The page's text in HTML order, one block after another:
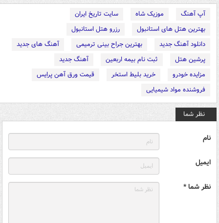
آپ آهنگ موزیک شاه
سایت تاریخ ایران
بهترین هتل های استانبول
رزرو هتل استانبول
دانلود آهنگ جدید
بهترین جراح بینی ترمیمی
آهنگ های جدید
پرشین هتل
ثبت نام بیمه اربعین
آهنگ جدید
مزایده خودرو
خرید بلیط استخر
قیمت ورق آهن پرایس
فروشنده مواد شیمیایی
نظر شما
نام
ایمیل
نظر شما *